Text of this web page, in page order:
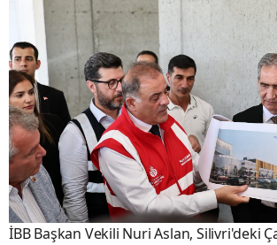
İBB Başkan Vekili Nuri Aslan, Silivri'deki